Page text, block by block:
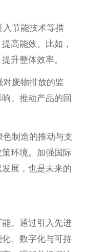
入节能技术等措
高能效。比如，
升整体效率。
对废物排放的监
。推动产品的回
色制造的推动与支
环境。加强国际
展，也是未来的
。通过引入先进
、数字化与可持